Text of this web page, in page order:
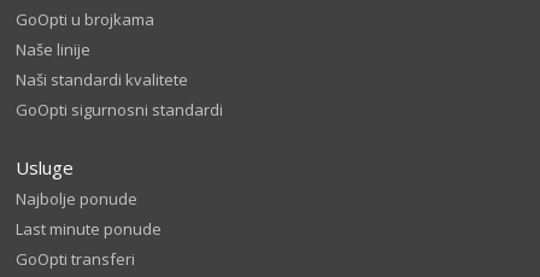
GoOpti u brojkama
Naše linije
Naši standardi kvalitete
GoOpti sigurnosni standardi
Usluge
Najbolje ponude
Last minute ponude
GoOpti transferi